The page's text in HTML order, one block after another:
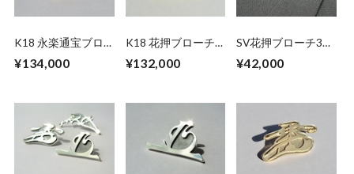
K18 永楽通宝ブロ
¥134,000
K18 花押ブローチ
¥132,000
SV花押ブローチ3点
公・徳川家康公・豊
¥42,000